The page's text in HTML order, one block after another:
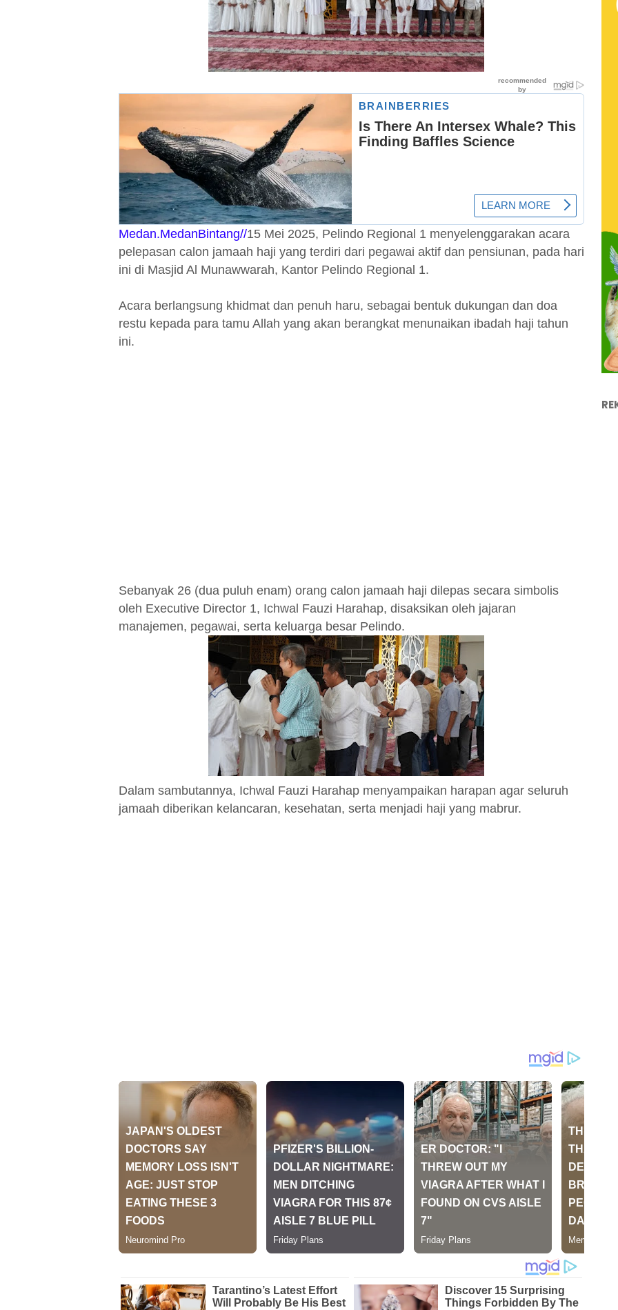
Medan.MedanBintang//15 Mei 2025, Pelindo Regional 1 menyelenggarakan acara
pelepasan calon jamaah haji yang terdiri dari pegawai aktif dan pensiunan, pada hari
ini di Masjid Al Munawwarah, Kantor Pelindo Regional 1.
Acara berlangsung khidmat dan penuh haru, sebagai bentuk dukungan dan doa
restu kepada para tamu Allah yang akan berangkat menunaikan ibadah haji tahun
ini.
Sebanyak 26 (dua puluh enam) orang calon jamaah haji dilepas secara simbolis
oleh Executive Director 1, Ichwal Fauzi Harahap, disaksikan oleh jajaran
manajemen, pegawai, serta keluarga besar Pelindo.
Dalam sambutannya, Ichwal Fauzi Harahap menyampaikan harapan agar seluruh
jamaah diberikan kelancaran, kesehatan, serta menjadi haji yang mabrur.